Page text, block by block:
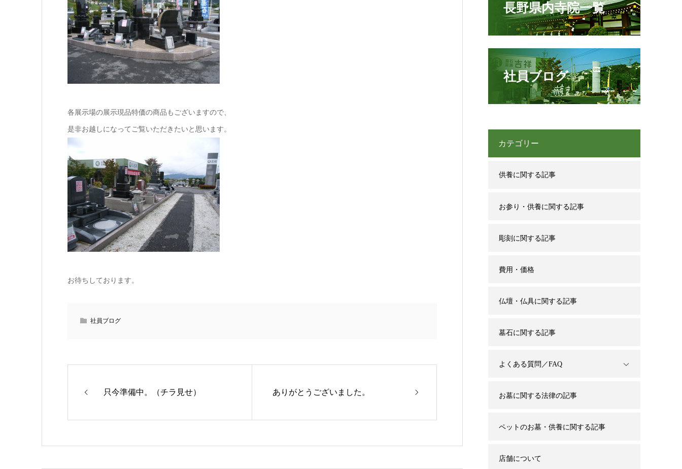
各展示場の展示現品特価の商品もございますので、
是非お越しになってご覧いただきたいと思います。
お待ちしております。
社員ブログ
只今準備中。（チラ見せ） ありがとうございました。
長野県内寺院一覧
社員ブログ
カテゴリー
供養に関する記事
お参り・供養に関する記事
彫刻に関する記事
費用・価格
仏壇・仏具に関する記事
墓石に関する記事
よくある質問／FAQ
お墓に関する法律の記事
ペットのお墓・供養に関する記事
店舗について